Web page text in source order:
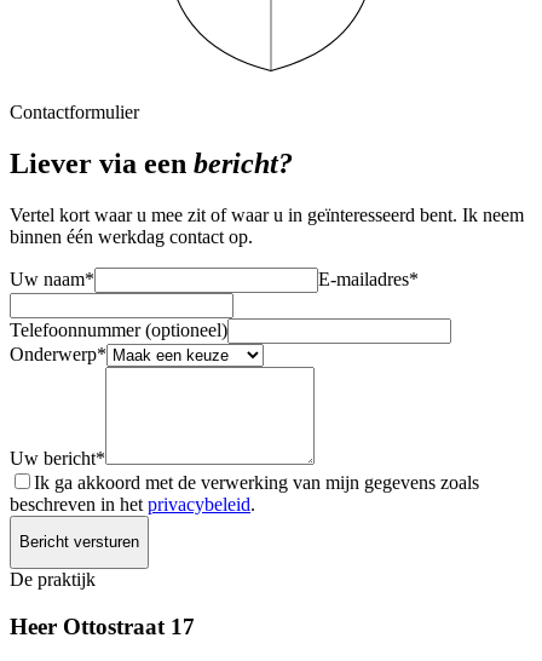
Contactformulier
Liever via een bericht?
Vertel kort waar u mee zit of waar u in geïnteresseerd bent. Ik neem
binnen één werkdag contact op.
Uw naam* E-mailadres*
Telefoonnummer (optioneel)
Onderwerp*
Uw bericht*
Ik ga akkoord met de verwerking van mijn gegevens zoals
beschreven in het privacybeleid.
Bericht versturen
De praktijk
Heer Ottostraat 17